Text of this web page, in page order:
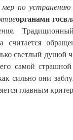
мер по
органами
.
считается
светлый душой
самой
сильно они
главным